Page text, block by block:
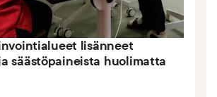
lisänneet
säästöpaineista huolimatta